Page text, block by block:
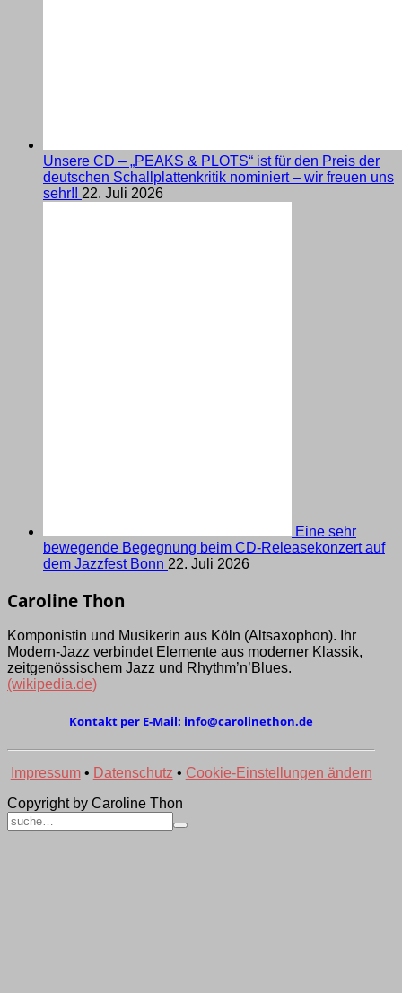
Unsere CD – „PEAKS & PLOTS“ ist für den Preis der
deutschen Schallplattenkritik nominiert – wir freuen uns
sehr!! 22. Juli 2026
Eine sehr
bewegende Begegnung beim CD-Releasekonzert auf
dem Jazzfest Bonn 22. Juli 2026
Caroline Thon
Komponistin und Musikerin aus Köln (Alt­saxo­phon). Ihr
Modern-Jazz verbindet Elemen­te aus moder­ner Klassik,
zeit­genös­sischem Jazz und Rhythm’­n’Blues.
(wikipedia.de)
Kontakt per E-Mail: ed.nohtenilorac@ofni
Impressum• Datenschutz • Cookie-Einstellungen ändern
Copyright by Caroline Thon